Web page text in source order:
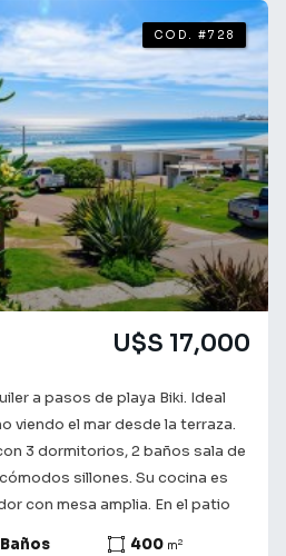
con nuestros asesores para
coordinar una visita. Te
a encontrar lo que buscas! ¡Tu
COD. #728
U$S 17,000
a pasos de playa Biki. Ideal
viendo el mar desde la terraza.
3 dormitorios, 2 baños sala de
sillones. Su cocina es
con mesa amplia. En el patio
400 m2